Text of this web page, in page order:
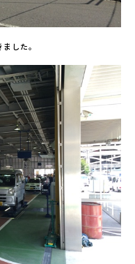
した。